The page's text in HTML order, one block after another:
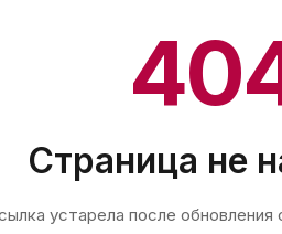
Страница не
устарела после